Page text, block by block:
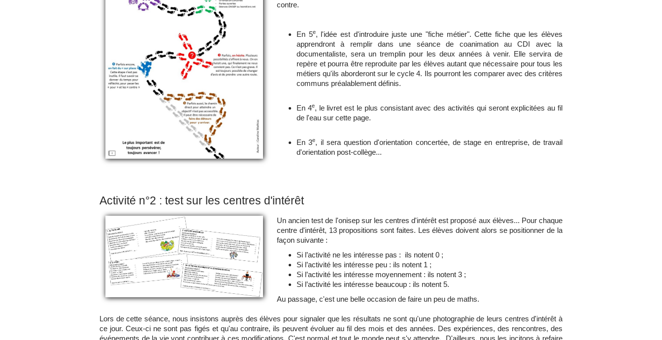
contre.
En 5e, l'idée est d'introduire juste une "fiche métier". Cette fiche que les élèves
apprendront à remplir dans une séance de coanimation au CDI avec la
documentaliste, sera un tremplin pour les deux années à venir. Elle servira de
repère et pourra être reproduite par les élèves autant que nécessaire pour tous les
métiers qu'ils aborderont sur le cycle 4. Ils pourront les comparer avec des critères
communs préalablement définis.
En 4e, le livret est le plus consistant avec des activités qui seront explicitées au fil
de l'eau sur cette page.
En 3e, il sera question d'orientation concertée, de stage en entreprise, de travail
d'orientation post-collège...
Activité n°2 : test sur les centres d'intérêt
Un ancien test de l'onisep sur les centres d'intérêt est proposé aux élèves... Pour chaque
centre d'intérêt, 13 propositions sont faites. Les élèves doivent alors se positionner de la
façon suivante :
Si l’activité ne les intéresse pas : ils notent 0 ;
Si l’activité les intéresse peu : ils notent 1 ;
Si l’activité les intéresse moyennement : ils notent 3 ;
Si l’activité les intéresse beaucoup : ils notent 5.
Au passage, c'est une belle occasion de faire un peu de maths.
Lors de cette séance, nous insistons auprès des élèves pour signaler que les résultats ne sont qu'une photographie de leurs centres d'intérêt à
ce jour. Ceux-ci ne sont pas figés et qu'au contraire, ils peuvent évoluer au fil des mois et des années. Des expériences, des rencontres, des
événements de la vie vont contribuer à ces modifications. C'est normal et tout le monde peut s'y attendre. D'ailleurs, nous les incitons à refaire